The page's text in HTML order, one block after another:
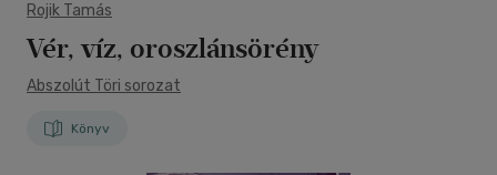
Rojik Tamás
Vér, víz, oroszlánsörény
Abszolút Töri sorozat
Könyv